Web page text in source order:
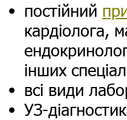
постійний
кардіолога,
інших
всі види
УЗ-